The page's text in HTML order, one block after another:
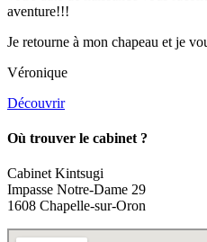
aventure!!!
Je retourne à mon chapeau et je
Véronique
Découvrir
Où trouver le cabinet ?
Cabinet Kintsugi
Impasse Notre-Dame 29
1608 Chapelle-sur-Oron